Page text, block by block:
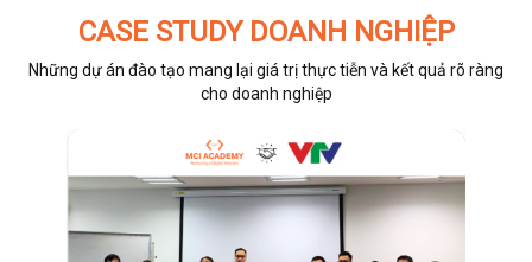
CASE STUDY DOANH NGHIỆP
Những dự án đào tạo mang lại giá trị thực tiễn và kết quả rõ ràng
cho doanh nghiệp